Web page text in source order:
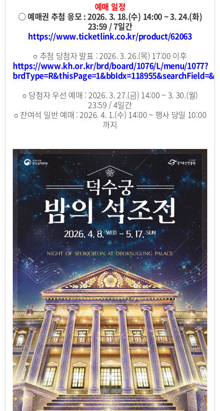
예매 일정
○ 예매권 추첨 응모 : 2026. 3. 18.(수) 14:00 ~ 3. 24.(화)
23:59 / 7일간
https://www.ticketlink.co.kr/product/62063
○ 추첨 당첨자 발표 : 2026. 3. 26.(목) 17:00 이후
https://www.kh.or.kr/brd/board/1076/L/menu/1077?
○ 당첨자 우선 예매 : 2026. 3. 27.(금) 14:00 ~ 3. 30.(월)
23:59 / 4일간
○ 잔여석 일반 예매 : 2026. 4. 1.(수) 14:00 ~ 행사 당일 10:00
까지